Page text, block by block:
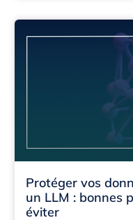
Protéger vos
un LLM : bonnes
éviter